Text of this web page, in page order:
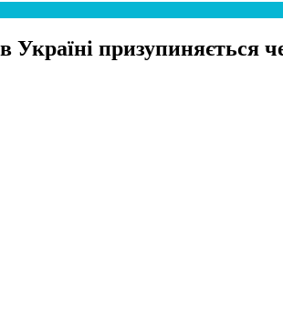
Україні призупиняється